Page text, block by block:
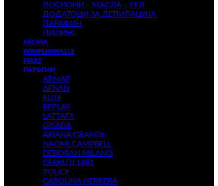
ЛОСИОНИ – МАСЛА – ГЕЛ
ДОДАТОЦИ ЗА ДЕПИЛАЦИЈА
ПАРАФИН
ПИЛИНГ
ARCAYA
WIMPERNWELLE
MAX2
ПАРФЕМИ
ARMAF
AFNAN
ELITE
REPLAY
LATTAFA
GISADA
ARIANA GRANDE
NAOMI CAMPBELL
DEBORAH MILANO
CERRUTI 1881
POLICE
CAROLINA HERRERA